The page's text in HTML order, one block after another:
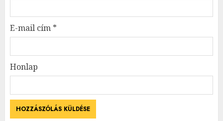
E-mail cím *
Honlap